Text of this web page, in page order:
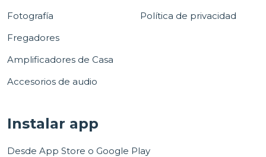
Fotografía
Fregadores
Amplificadores de Casa
Accesorios de audio
Política de privacidad
Instalar app
Desde App Store o Google Play